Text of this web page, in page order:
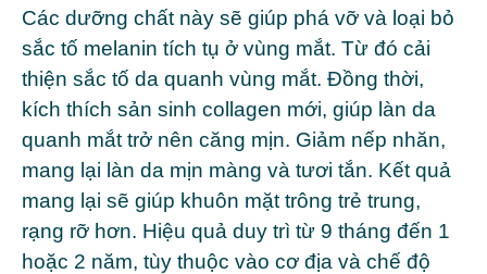
Các dưỡng chất này sẽ giúp phá vỡ và loại bỏ
sắc tố melanin tích tụ ở vùng mắt. Từ đó cải
thiện sắc tố da quanh vùng mắt. Đồng thời,
kích thích sản sinh collagen mới, giúp làn da
quanh mắt trở nên căng mịn. Giảm nếp nhăn,
mang lại làn da mịn màng và tươi tắn. Kết quả
mang lại sẽ giúp khuôn mặt trông trẻ trung,
rạng rỡ hơn. Hiệu quả duy trì từ 9 tháng đến 1
hoặc 2 năm, tùy thuộc vào cơ địa và chế độ